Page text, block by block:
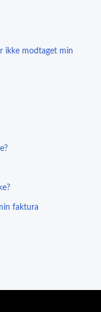
ikke modtaget min
faktura